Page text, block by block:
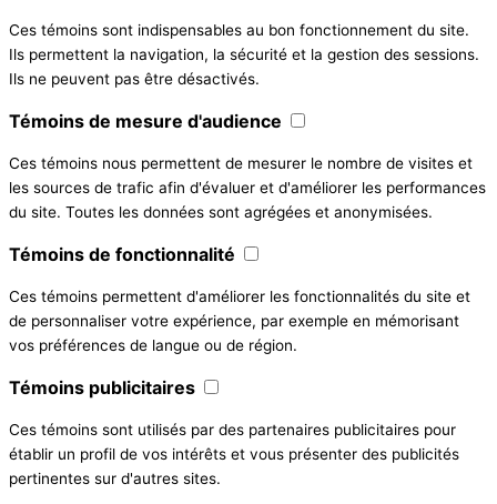
Ces témoins sont indispensables au bon fonctionnement du site.
Ils permettent la navigation, la sécurité et la gestion des sessions.
Ils ne peuvent pas être désactivés.
Témoins de mesure d'audience
Ces témoins nous permettent de mesurer le nombre de visites et
les sources de trafic afin d'évaluer et d'améliorer les performances
du site. Toutes les données sont agrégées et anonymisées.
Témoins de fonctionnalité
Ces témoins permettent d'améliorer les fonctionnalités du site et
de personnaliser votre expérience, par exemple en mémorisant
vos préférences de langue ou de région.
Témoins publicitaires
Ces témoins sont utilisés par des partenaires publicitaires pour
établir un profil de vos intérêts et vous présenter des publicités
pertinentes sur d'autres sites.